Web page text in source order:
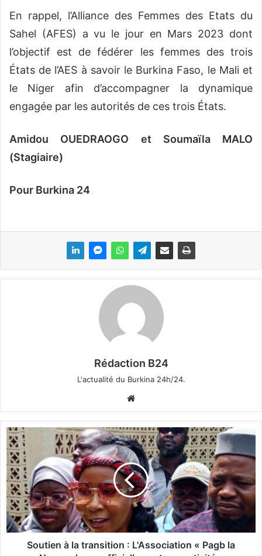
En rappel, l’Alliance des Femmes des Etats du
Sahel (AFES) a vu le jour en Mars 2023 dont
l’objectif est de fédérer les femmes des trois
États de l’AES à savoir le Burkina Faso, le Mali et
le Niger afin d’accompagner la dynamique
engagée par les autorités de ces trois États.
Amidou OUEDRAOGO et Soumaïla MALO
(Stagiaire)
Pour Burkina 24
Rédaction B24
L'actualité du Burkina 24h/24.
bsi
te
S
o
u
i
e
n
à
l
Soutien à la transition : L'Association « Pagb la